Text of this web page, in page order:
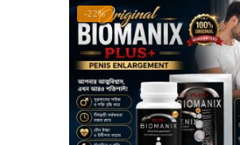
-22%